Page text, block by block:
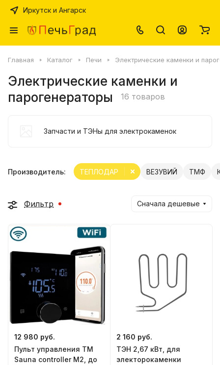
Иркутск и Ангарск
Главная Каталог Печи Электрические каменки и
Электрические каменки и
парогенераторы
16 товаров
Запчасти и ТЭНы для электрокаменок
Производитель: ВЕЗУВИЙ
ТЕПЛОДАР ТМФ
Фильтр Сначала дешевые
12 980 руб.
Пульт управления ТМ
Sauna controller M2, до
2 160 руб.
ТЭН 2,67 кВт, для
электорокаменки